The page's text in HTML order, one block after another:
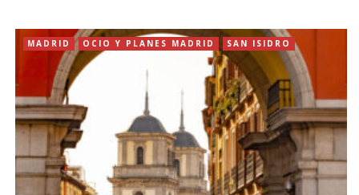
MADRID OCIO Y PLANES MADRID SAN ISIDRO